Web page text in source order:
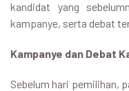
kandidat yang
kampanye, serta debat
Kampanye dan Debat
Sebelum hari pemilihan,